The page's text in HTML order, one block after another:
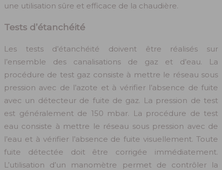
une utilisation sûre et efficace de la chaudière.
Tests d’étanchéité
Les tests d’étanchéité doivent être réalisés sur
l’ensemble des canalisations de gaz et d’eau. La
procédure de test gaz consiste à mettre le réseau sous
pression avec de l’azote et à vérifier l’absence de fuite
avec un détecteur de fuite de gaz. La pression de test
est généralement de 150 mbar. La procédure de test
eau consiste à mettre le réseau sous pression avec de
l’eau et à vérifier l’absence de fuite visuellement. Toute
fuite détectée doit être corrigée immédiatement.
L’utilisation d’un manomètre permet de contrôler la